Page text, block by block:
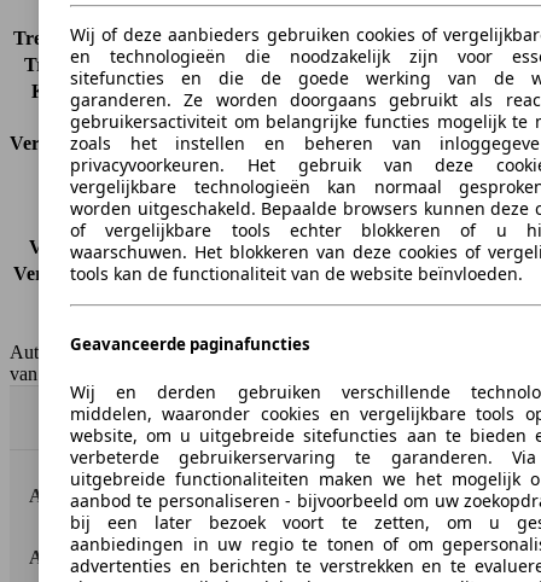
Dakbelasting
-
Trekgewicht (ongeremd) -
Trekgewicht (geremd)
1900 kg
Kofferbak capaciteit
-
Verbruik
CO2-uitstoot*
188 g/km (komb.)
Verbruik (stad)
9.8 l/100km
Verbruik (snelweg)
5.3 l/100km
Verbruik (gemiddeld)* 7.1 l/100km
Emissieklasse
Euro 4
AutoScout24 Belgium NV is niet aansprakelijk voor de juistheid
van de gegevens.
Naar boven
AutoScout24: de grootste online automarkt in Europa.
AutoScout24
Wij of deze aanbieders gebruiken cookies of
en technologieën die noodzakelijk zijn voor
sitefuncties en die de goede werking van de
garanderen. Ze worden doorgaans gebruikt als
gebruikersactiviteit om belangrijke functies mogelijk te
zoals het instellen en beheren van
privacyvoorkeuren. Het gebruik van deze
vergelijkbare technologieën kan normaal
worden uitgeschakeld. Bepaalde browsers kunnen deze
of vergelijkbare tools echter blokkeren of u
waarschuwen. Het blokkeren van deze cookies of
tools kan de functionaliteit van de website beïnvloeden.
Geavanceerde paginafuncties
Wij en derden gebruiken verschillende
middelen, waaronder cookies en vergelijkbare tools
website, om u uitgebreide sitefuncties aan te bieden
verbeterde gebruikerservaring te garanderen.
uitgebreide functionaliteiten maken we het mogelijk
aanbod te personaliseren - bijvoorbeeld om uw
bij een later bezoek voort te zetten, om u
aanbiedingen in uw regio te tonen of om
advertenties en berichten te verstrekken en te